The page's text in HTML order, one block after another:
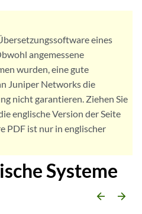
eines
angemessene
wurden, eine gute
Juniper Networks die
nicht garantieren. Ziehen Sie
englische Version der Seite
PDF ist nur in englischer
Systeme
arrow_backward arrow_forward